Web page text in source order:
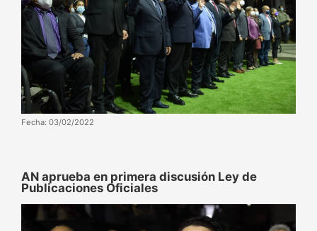
Fecha: 03/02/2022
AN aprueba en primera discusión Ley de
Publicaciones Oficiales